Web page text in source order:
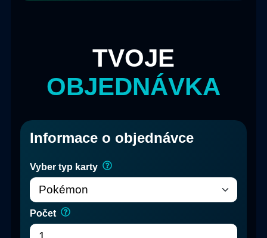
TVOJE
OBJEDNÁVKA
Informace o objednávce
Vyber typ karty
Počet